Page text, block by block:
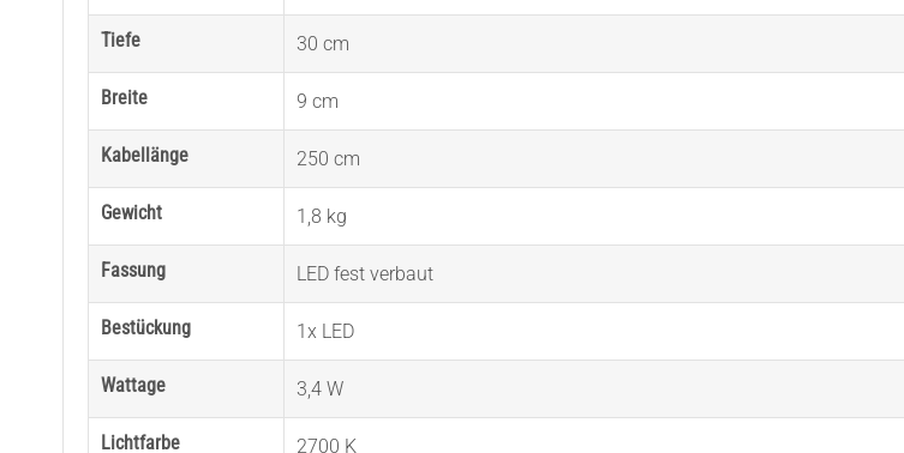
Tiefe 30 cm
Breite 9 cm
Kabellänge 250 cm
Gewicht 1,8 kg
Fassung LED fest verbaut
Bestückung 1x LED
Wattage 3,4 W
Lichtfarbe 2700 K